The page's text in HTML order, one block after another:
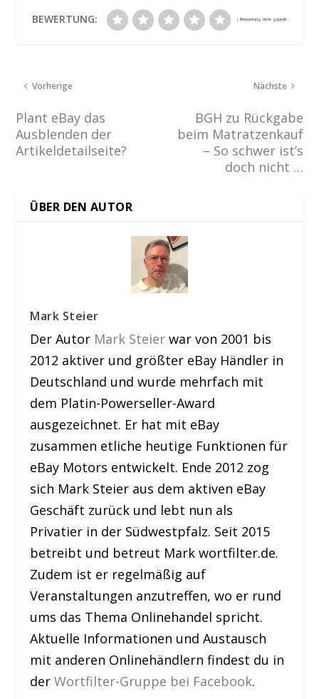
BEWERTUNG:
Vorherige
Plant eBay das
Ausblenden der
Artikeldetailseite?
Nächste
BGH zu Rückgabe
beim Matratzenkauf
– So schwer ist’s
doch nicht …
ÜBER DEN AUTOR
Mark Steier
Der Autor Mark Steier war von 2001 bis
2012 aktiver und größter eBay Händler in
Deutschland und wurde mehrfach mit
dem Platin-Powerseller-Award
ausgezeichnet. Er hat mit eBay
zusammen etliche heutige Funktionen für
eBay Motors entwickelt. Ende 2012 zog
sich Mark Steier aus dem aktiven eBay
Geschäft zurück und lebt nun als
Privatier in der Südwestpfalz. Seit 2015
betreibt und betreut Mark wortfilter.de.
Zudem ist er regelmäßig auf
Veranstaltungen anzutreffen, wo er rund
ums das Thema Onlinehandel spricht.
Aktuelle Informationen und Austausch
mit anderen Onlinehändlern findest du in
derWortfilter-Gruppe bei Facebook.